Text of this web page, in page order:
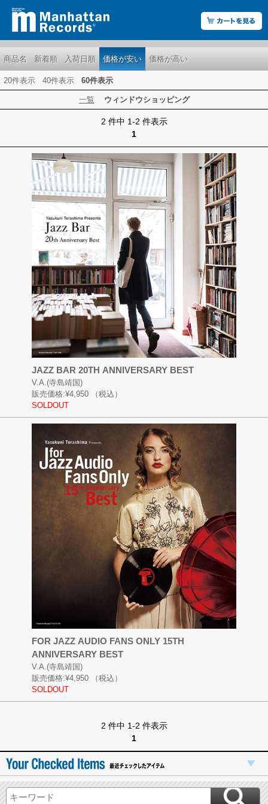
商品名 新着順 入荷日順 価格が安い 価格が高い
20件表示 40件表示 60件表示
一覧 ウィンドウショッピング
2 件中 1-2 件表示
1
JAZZ BAR 20TH ANNIVERSARY BEST
V.A.(寺島靖国)
販売価格:¥4,950
（税込）
SOLDOUT
FOR JAZZ AUDIO FANS ONLY 15TH
ANNIVERSARY BEST
V.A.(寺島靖国)
販売価格:¥4,950
（税込）
SOLDOUT
2 件中 1-2 件表示
1